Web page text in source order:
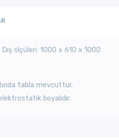
ölçüleri: 1000 x 610 x 1000
tabla mevcuttur.
boyalıdır.